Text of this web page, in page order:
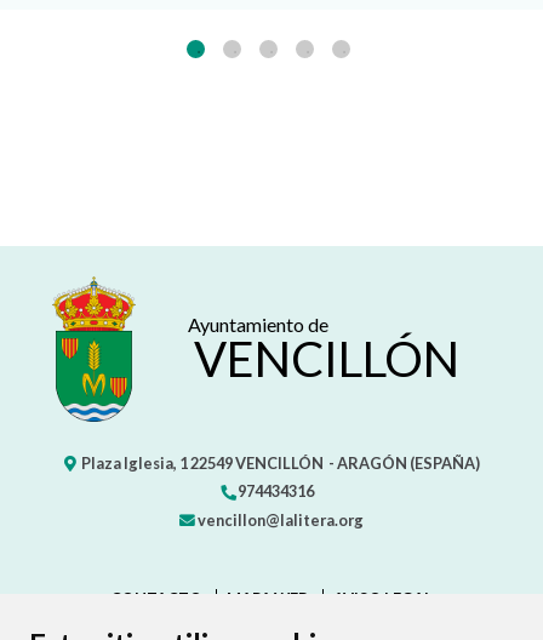
Ayuntamiento de
VENCILLÓN
Plaza Iglesia, 122549VENCILLÓN - ARAGÓN (ESPAÑA)
974434316
vencillon@lalitera.org
CONTACTO MAPA WEB
AVISO LEGAL
PROTECCIÓN DE DATOS